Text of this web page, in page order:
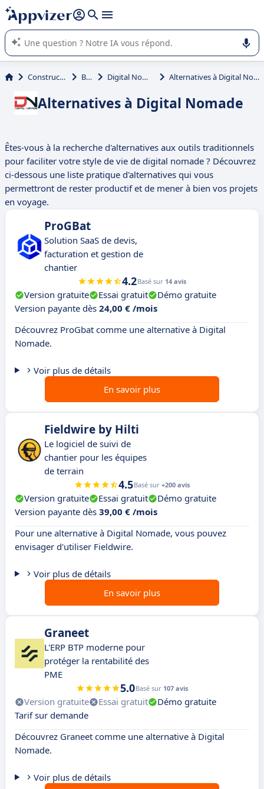
répondre (plusieurs lignes avec
L'IA de Appvizer vous guide dans l'utilisation ou la sélection de
logiciel SaaS en entreprise.
Construction BTP Digital Nomade Alternatives à Digital Nomade
Alternatives à Digital Nomade
Êtes-vous à la recherche d'alternatives aux outils traditionnels
pour faciliter votre style de vie de digital nomade ? Découvrez
ci-dessous une liste pratique d'alternatives qui vous
permettront de rester productif et de mener à bien vos projets
en voyage.
ProGBat
Solution SaaS de devis,
facturation et gestion de
chantier
4.2Basé sur 14 avis
Version gratuite Essai gratuit
Démo gratuite
Version payante dès 24,00 € /mois
Découvrez ProGbat comme une alternative à Digital
Nomade.
Voir plus de détails
En savoir plus
Fieldwire by Hilti
Le logiciel de suivi de
chantier pour les équipes
de terrain
4.5Basé sur +200 avis
Version gratuite Essai gratuit
Démo gratuite
Version payante dès 39,00 € /mois
Pour une alternative à Digital Nomade, vous pouvez
envisager d'utiliser Fieldwire.
Voir plus de détails
En savoir plus
Graneet
L'ERP BTP moderne pour
protéger la rentabilité des
PME
5.0Basé sur 107 avis
Version gratuite Essai gratuit
Démo gratuite
Tarif sur demande
Découvrez Graneet comme une alternative à Digital
Nomade.
Voir plus de détails